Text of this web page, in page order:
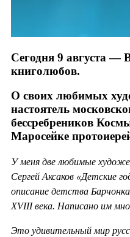
Сегодня 9 августа —
книголюбов.
О своих любимых
настоятель
бессребреников
Маросейке
У меня две любимые
Сергей Аксаков «Детские
описание детства
XVIII века. Написано им
Это удивительный мир